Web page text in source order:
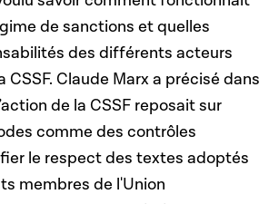
de sanctions et quelles
des différents acteurs
CSSF. Claude Marx a précisé dans
de la CSSF reposait sur
comme des contrôles
le respect des textes adoptés
membres de l'Union